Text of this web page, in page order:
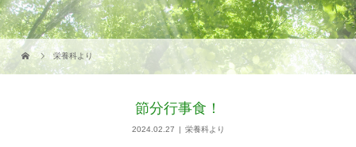
栄養科より
節分行事食！
2024.02.27 栄養科より